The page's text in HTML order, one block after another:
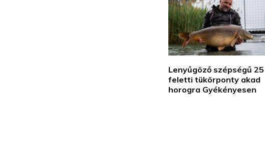
Lenyűgöző szépségű 25
feletti tükörponty akad
horogra Gyékényesen